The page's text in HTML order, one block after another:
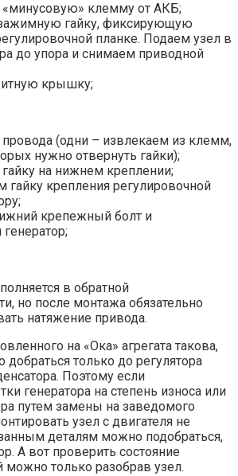
«минусовую» клемму от АКБ;
гайку, фиксирующую
планке. Подаем узел в
до упора и снимаем приводной
крышку;
(одни – извлекаем из клемм,
нужно отвернуть гайки);
на нижнем креплении;
гайку крепления регулировочной
крепежный болт и
в обратной
но после монтажа обязательно
натяжение привода.
на «Ока» агрегата такова,
только до регулятора
Поэтому если
генератора на степень износа или
путем замены на заведомого
узел с двигателя не
деталям можно подобраться,
А вот проверить состояние
можно только разобрав узел.